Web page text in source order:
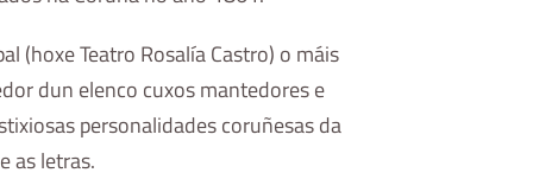
(hoxe Teatro Rosalía Castro) o máis
dun elenco cuxos mantedores e
personalidades coruñesas da
as letras.